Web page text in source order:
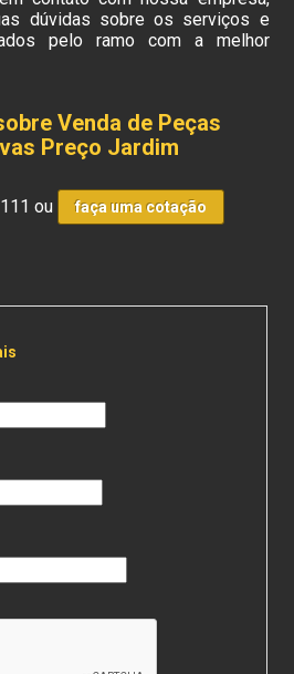
dúvidas sobre os serviços e
pelo ramo com a melhor
Venda de Peças
Preço Jardim
ou faça uma cotação